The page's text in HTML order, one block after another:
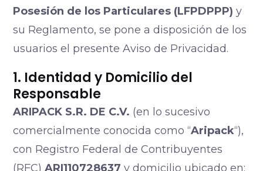
Posesión de los Particulares (LFPDPPP) y
su Reglamento, se pone a disposición de los
usuarios el presente Aviso de Privacidad.
1. Identidad y Domicilio del
Responsable
ARIPACK S.R. DE C.V. (en lo sucesivo
comercialmente conocida como “Aripack“),
con Registro Federal de Contribuyentes
(RFC) ARI110728637 y domicilio ubicado en: